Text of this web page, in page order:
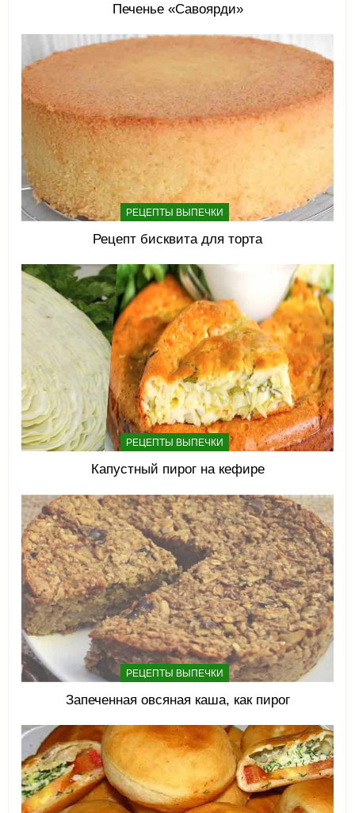
Печенье «Савоярди»
РЕЦЕПТЫ ВЫПЕЧКИ
Рецепт бисквита для торта
РЕЦЕПТЫ ВЫПЕЧКИ
Капустный пирог на кефире
РЕЦЕПТЫ ВЫПЕЧКИ
Запеченная овсяная каша, как пирог